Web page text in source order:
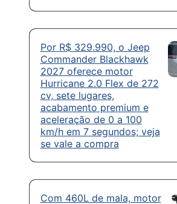
Por R$ 329.990, o Jeep
Commander Blackhawk
2027 oferece motor
Hurricane 2.0 Flex de 272
cv, sete lugares,
acabamento premium e
aceleração de 0 a 100
km/h em 7 segundos; veja
se vale a compra
Com 460L de mala, motor